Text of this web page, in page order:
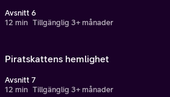
Avsnitt 6
12 min Tillgänglig 3+ månader
Piratskattens hemlighet
Avsnitt 7
12 min Tillgänglig 3+ månader